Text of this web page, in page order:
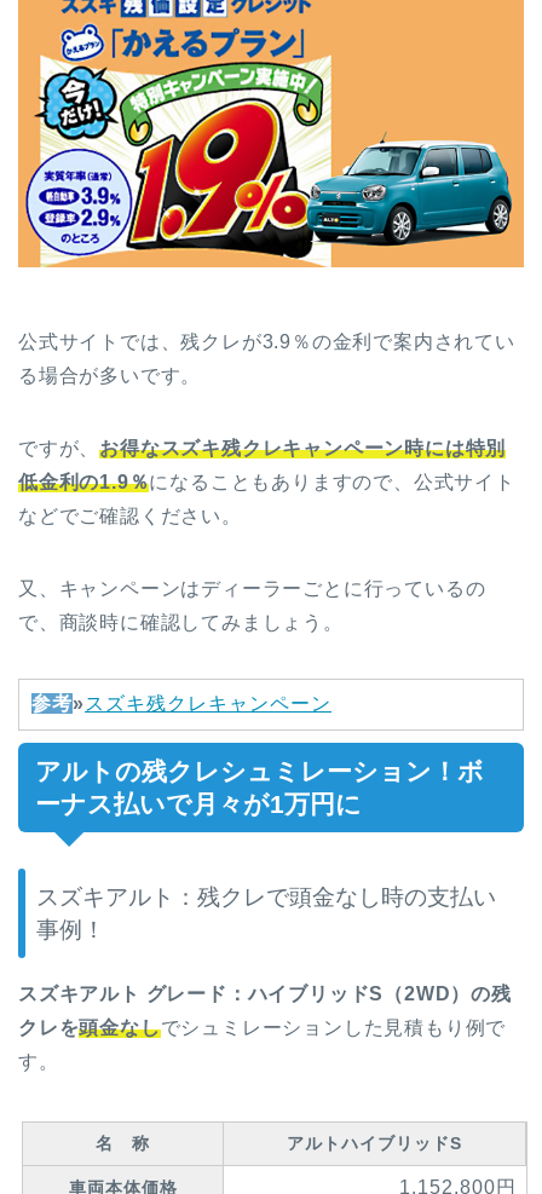
公式サイトでは、残クレが3.9％の金利で案内されてい
る場合が多いです。
ですが、お得なスズキ残クレキャンペーン時には特別
低金利の1.9％になることもありますので、公式サイト
などでご確認ください。
又、キャンペーンはディーラーごとに行っているの
で、商談時に確認してみましょう。
参考»スズキ残クレキャンペーン
アルトの残クレシュミレーション！ボ
ーナス払いで月々が1万円に
スズキアルト：残クレで頭金なし時の支払い
事例！
スズキアルト グレード：ハイブリッドS（2WD）の残
クレを頭金なしでシュミレーションした見積もり例で
す。
名 称 アルトハイブリッドS
車両本体価格 1,152,800円